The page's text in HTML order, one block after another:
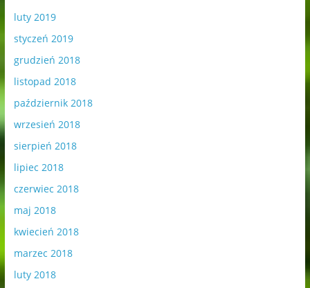
luty 2019
styczeń 2019
grudzień 2018
listopad 2018
październik 2018
wrzesień 2018
sierpień 2018
lipiec 2018
czerwiec 2018
maj 2018
kwiecień 2018
marzec 2018
luty 2018